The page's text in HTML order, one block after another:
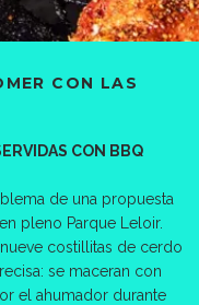
CON LAS
CON BBQ
de una propuesta
pleno Parque Leloir.
costillitas de cerdo
se maceran con
el ahumador durante